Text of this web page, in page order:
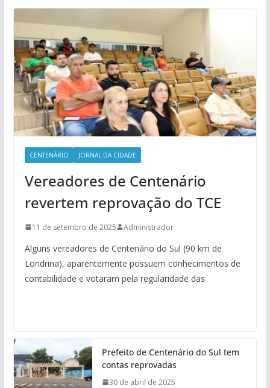
CENTENÁRIO JORNAL DA CIDADE
Vereadores de Centenário
revertem reprovação do TCE
11 de setembro de 2025 Administrador
Alguns vereadores de Centenário do Sul (90 km de
Londrina), aparentemente possuem conhecimentos de
contabilidade e votaram pela regularidade das
Prefeito de Centenário do Sul tem
contas reprovadas
30 de abril de 2025